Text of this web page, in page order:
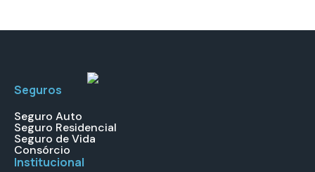
Seguros
Seguro Auto
Seguro Residencial
Seguro de Vida
Consórcio
Institucional